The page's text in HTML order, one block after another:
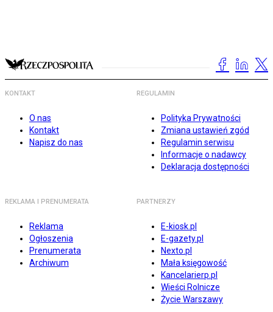
KONTAKT
O nas
Kontakt
Napisz do nas
REGULAMIN
Polityka Prywatności
Zmiana ustawień zgód
Regulamin serwisu
Informacje o nadawcy
Deklaracja dostępności
REKLAMA I PRENUMERATA
Reklama
Ogłoszenia
Prenumerata
Archiwum
PARTNERZY
E-kiosk.pl
E-gazety.pl
Nexto.pl
Mała księgowość
Kancelarierp.pl
Wieści Rolnicze
Życie Warszawy